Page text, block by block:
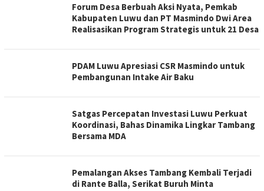
Forum Desa Berbuah Aksi Nyata, Pemkab
Kabupaten Luwu dan PT Masmindo Dwi Area
Realisasikan Program Strategis untuk 21 Desa
PDAM Luwu Apresiasi CSR Masmindo untuk
Pembangunan Intake Air Baku
Satgas Percepatan Investasi Luwu Perkuat
Koordinasi, Bahas Dinamika Lingkar Tambang
Bersama MDA
Pemalangan Akses Tambang Kembali Terjadi
di Rante Balla, Serikat Buruh Minta